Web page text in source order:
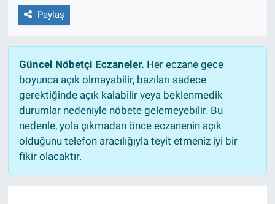
Paylaş
Güncel Nöbetçi Eczaneler. Her eczane gece
boyunca açık olmayabilir, bazıları sadece
gerektiğinde açık kalabilir veya beklenmedik
durumlar nedeniyle nöbete gelemeyebilir. Bu
nedenle, yola çıkmadan önce eczanenin açık
olduğunu telefon aracılığıyla teyit etmeniz iyi bir
fikir olacaktır.